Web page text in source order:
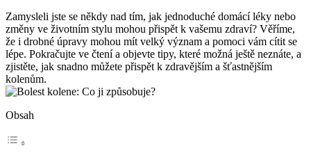
Zamysleli jste se někdy nad tím, jak jednoduché domácí léky nebo
změny ve životním stylu mohou přispět k vašemu zdraví? Věříme,
že i drobné úpravy mohou mít velký význam a pomoci vám cítit se
lépe. Pokračujte ve čtení a objevte tipy, které možná ještě neznáte, a
zjistěte, jak snadno můžete přispět k zdravějším a šťastnějším
kolenům.
Obsah